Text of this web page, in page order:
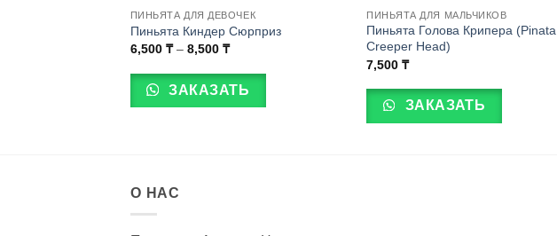
ПИНЬЯТА ДЛЯ ДЕВОЧЕК
Пиньята Киндер Сюрприз
6,500 ₸ – 8,500 ₸Диапазон
6,500 ₸
–
8,500 ₸
товар
имеет
можно
ЗАКАЗАТЬ
ПИНЬЯТА ДЛЯ МАЛЬЧИКОВ
Пиньята Голова Крипера (Pinata
Creeper Head)
7,500₸
ЗАКАЗАТЬ
О НАС